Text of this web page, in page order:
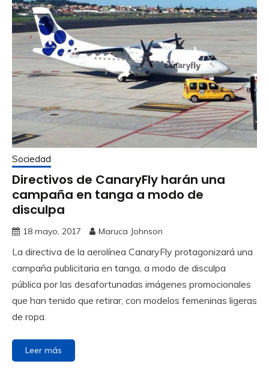
Sociedad
Directivos de CanaryFly harán una
campaña en tanga a modo de
disculpa
18 mayo, 2017 Maruca Johnson
La directiva de la aerolínea CanaryFly protagonizará una
campaña publicitaria en tanga, a modo de disculpa
pública por las desafortunadas imágenes promocionales
que han tenido que retirar, con modelos femeninas ligeras
de ropa.
Leer más